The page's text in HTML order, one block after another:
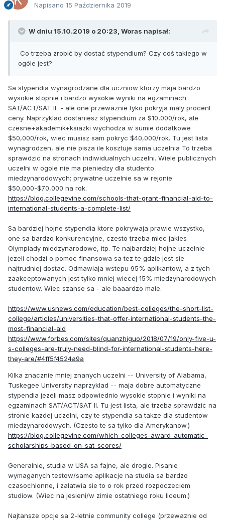
Napisano 15 Października 2019
W dniu 15.10.2019 o 20:23, Woras napisał:
Co trzeba zrobić by dostać stypendium? Czy coś takiego w
ogóle jest?
Sa stypendia wynagrodzane dla uczniow ktorzy maja bardzo
wysokie stopnie i bardzo wysokie wyniki na egzaminach
SAT/ACT/SAT II - ale one przewaznie tyko pokryja maly procent
ceny. Naprzyklad dostaniesz stypendium za $10,000/rok, ale
czesne+akademik+ksiazki wychodza w sumie dodatkowe
$50,000/rok, wiec musisz sam pokryc $40,000/rok. Tu jest lista
wynagrodzen, ale nie pisza ile kosztuje sama uczelnia To trzeba
sprawdzic na stronach indiwidualnych uczelni. Wiele publicznych
uczelni w ogole nie ma pieniedzy dla studento
miedzynarodowych; prywatne uczelnie sa w rejonie
$50,000-$70,000 na rok.
https://blog.collegevine.com/schools-that-grant-financial-aid-to-
international-students-a-complete-list/
Sa bardziej hojne stypendia ktore pokrywaja prawie wszystko,
one sa bardzo konkurencyjne, czesto trzeba miec jakies
Olympiady miedzynarodowe, itp. Te najbardziej hojne uczelnie
jezeli chodzi o pomoc finansowa sa tez te gdzie jest sie
najtrudniej dostac. Odmawiaja wstepu 95% aplikantow, a z tych
zaakceptowanych jest tylko mniej wiecej 15% miedzynarodowych
studentow. Wiec szanse sa - ale baaardzo male.
https://www.usnews.com/education/best-colleges/the-short-list-
college/articles/universities-that-offer-international-students-the-
most-financial-aid
https://www.forbes.com/sites/quanzhiguo/2018/07/19/only-five-u-
s-colleges-are-truly-need-blind-for-international-students-here-
they-are/#4ff5f4524a9a
Kilka znacznie mniej znanych uczelni -- University of Alabama,
Tuskegee University naprzyklad -- maja dobre automatyczne
stypendia jezeli masz odpowiednio wysokie stopnie i wyniki na
egzaminach SAT/ACT/SAT II. Tu jest lista, ale trzeba sprawdzic na
stronie kazdej uczelni, czy te stypendia sa takze dla studentow
miedzynarodowych. (Czesto te sa tylko dla Amerykanow.)
https://blog.collegevine.com/which-colleges-award-automatic-
scholarships-based-on-sat-scores/
Generalnie, studia w USA sa fajne, ale drogie. Pisanie
wymaganych testow/same aplikacje na studia sa bardzo
czasochlonne, i zalatwia sie to o rok przed rozpoczeciem
studiow. (Wiec na jesieni/w zimie ostatniego roku liceum.)
Najtansze opcje sa 2-letnie community college (przewaznie od